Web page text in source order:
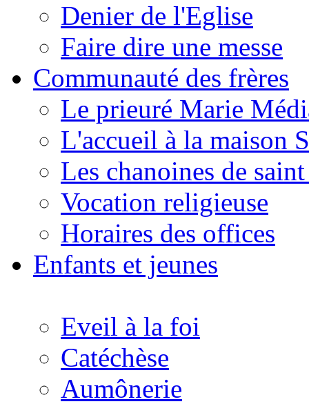
Denier de l'Eglise
Faire dire une messe
Communauté des frères
Le prieuré Marie
L'accueil à la maison
Les chanoines de
Vocation religieuse
Horaires des offices
Enfants et jeunes
Eveil à la foi
Catéchèse
Aumônerie